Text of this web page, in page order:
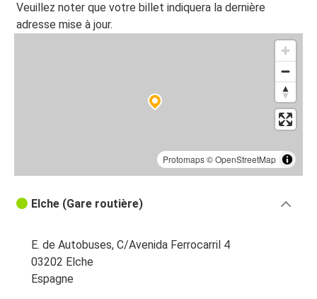
Veuillez noter que votre billet indiquera la dernière
adresse mise à jour.
Protomaps©OpenStreetMap
Elche (Gare routière)
E. de Autobuses, C/Avenida Ferrocarril 4
03202 Elche
Espagne